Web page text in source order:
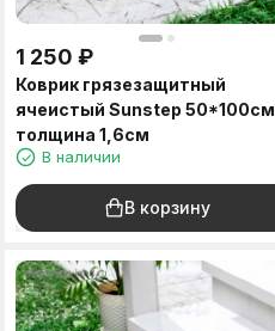
1 250 ₽
Коврик грязезащитный
ячеистый Sunstep 50*100см
толщина 1,6см
В наличии
В корзину